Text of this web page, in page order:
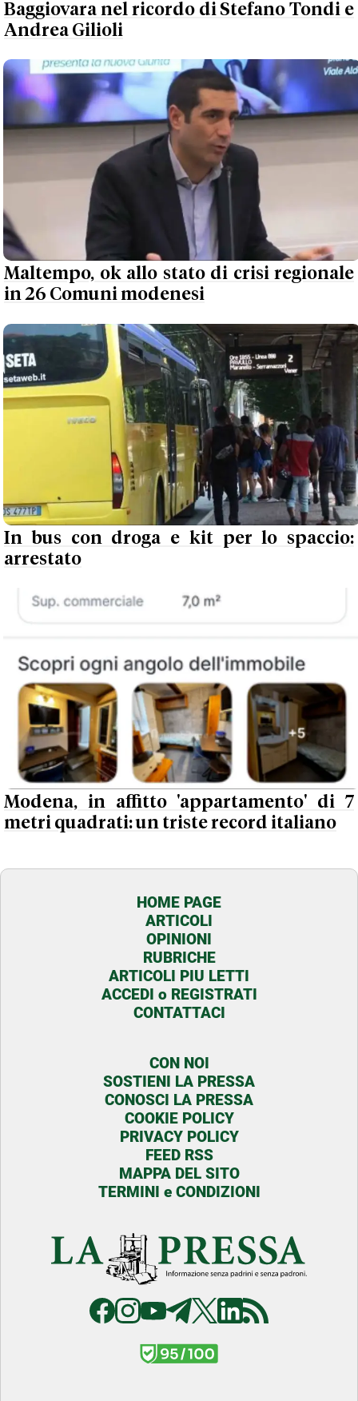
Baggiovara nel ricordo di Stefano Tondi e
Andrea Gilioli
Maltempo, ok allo stato di crisi regionale
in 26 Comuni modenesi
In bus con droga e kit per lo spaccio:
arrestato
Modena, in affitto 'appartamento' di 7
metri quadrati: un triste record italiano
HOME PAGE
ARTICOLI
OPINIONI
RUBRICHE
ARTICOLI PIU LETTI
ACCEDI o REGISTRATI
CONTATTACI
CON NOI
SOSTIENI LA PRESSA
CONOSCI LA PRESSA
COOKIE POLICY
PRIVACY POLICY
FEED RSS
MAPPA DEL SITO
TERMINI e CONDIZIONI